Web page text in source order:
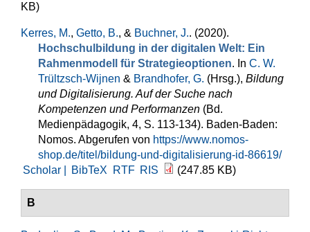
KB)
Kerres, M., Getto, B., & Buchner, J.. (2020).
Hochschulbildung in der digitalen Welt: Ein
Rahmenmodell für Strategieoptionen. In C. W.
Trültzsch-Wijnen & Brandhofer, G. (Hrsg.), Bildung
und Digitalisierung. Auf der Suche nach
Kompetenzen und Performanzen (Bd.
Medienpädagogik, 4, S. 113-134). Baden-Baden:
Nomos. Abgerufen von https://www.nomos-
shop.de/titel/bildung-und-digitalisierung-id-86619/
Scholar |
BibTeX RTF RIS (247.85 KB)
B